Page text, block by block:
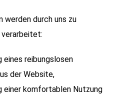
werden durch uns zu
eines reibungslosen
der Website,
einer komfortablen Nutzung